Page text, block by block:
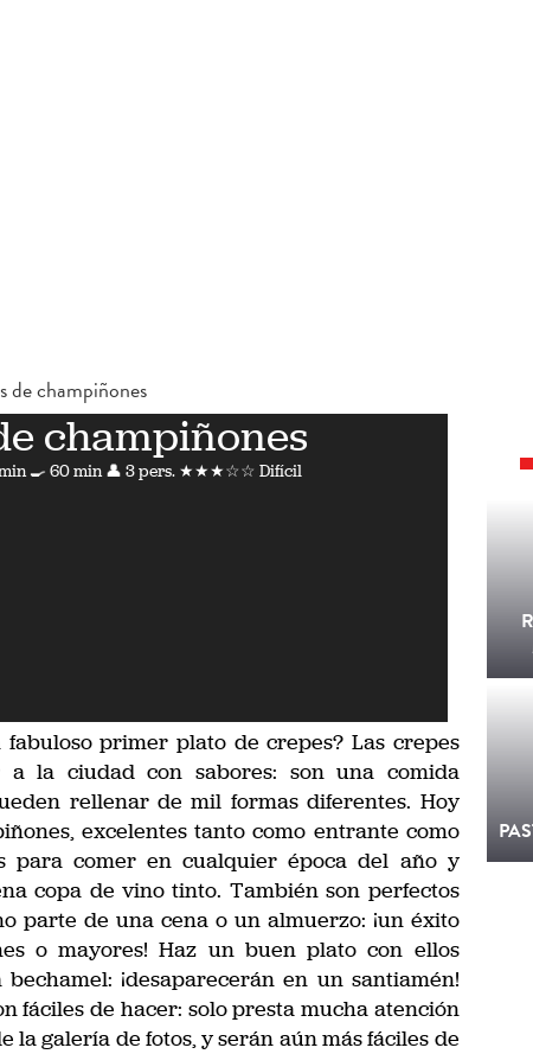
de champiñones
champiñones
🍳 60 min👤 3 pers. ★★★☆☆ Difícil
primer plato de crepes? Las crepes
la ciudad con sabores: son una comida
rellenar de mil formas diferentes. Hoy
excelentes tanto como entrante como
para comer en cualquier época del año y
copa de vino tinto. También son perfectos
parte de una cena o un almuerzo: ¡un éxito
o mayores! Haz un buen plato con ellos
¡desaparecerán en un santiamén!
fáciles de hacer: solo presta mucha atención
la galería de fotos, y serán aún más fáciles de